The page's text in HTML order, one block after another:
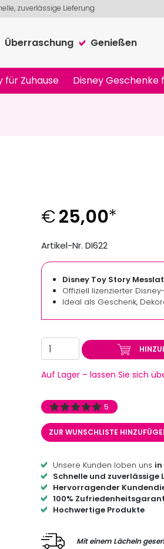
zuverlässige Lieferung
Überraschung Genießen
für Zuhause Disney Geschenke
€25,00*
Artikel-Nr. DI622
Disney Toy Story
Offiziell lizenzierter
Ideal als Geschenk,
Auf Lager – lassen Sie sich
5
ZUR WUNSCHLISTE
Unsere Kunden loben uns
Schnelle und zuverlässige
Hervorragender
100%
Hochwertige Produkte
Mit einem Lächeln